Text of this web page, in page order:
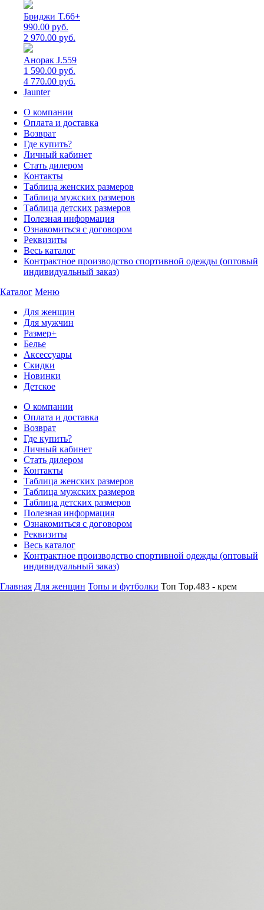
Бриджи T.66+
990.00 руб.
2 970.00 руб.
Анорак J.559
1 590.00 руб.
4 770.00 руб.
Jaunter
О компании
Оплата и доставка
Возврат
Где купить?
Личный кабинет
Стать дилером
Контакты
Таблица женских размеров
Таблица мужских размеров
Таблица детских размеров
Полезная информация
Ознакомиться с договором
Реквизиты
Весь каталог
Контрактное производство спортивной одежды (оптовый
индивидуальный заказ)
Каталог Меню
Для женщин
Для мужчин
Размер+
Белье
Аксессуары
Скидки
Новинки
Детское
О компании
Оплата и доставка
Возврат
Где купить?
Личный кабинет
Стать дилером
Контакты
Таблица женских размеров
Таблица мужских размеров
Таблица детских размеров
Полезная информация
Ознакомиться с договором
Реквизиты
Весь каталог
Контрактное производство спортивной одежды (оптовый
индивидуальный заказ)
Главная Для женщин Топы и футболки Топ Top.483 - крем